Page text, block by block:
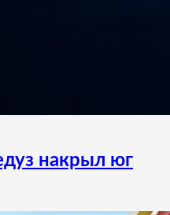
накрыл юг